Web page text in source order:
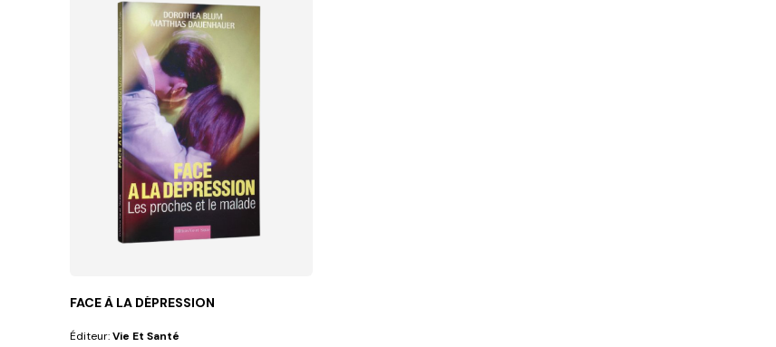
FACE À LA DÉPRESSION
Éditeur:Vie Et Santé